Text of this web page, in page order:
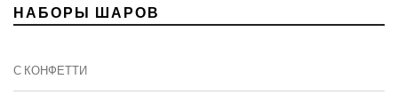
НАБОРЫ ШАРОВ
С КОНФЕТТИ